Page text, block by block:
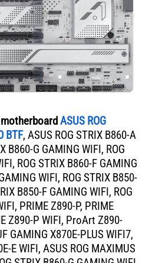
motherboardASUS ROG
BTF, ASUS ROG STRIX B860-A
B860-G GAMING WIFI, ROG
ROG STRIX B860-F GAMING
WIFI, ROG STRIX B850-
B850-F GAMING WIFI, ROG
PRIME Z890-P, PRIME
Z890-P WIFI, ProArt Z890-
GAMING X870E-PLUS WIFI7,
E WIFI, ASUS ROG MAXIMUS